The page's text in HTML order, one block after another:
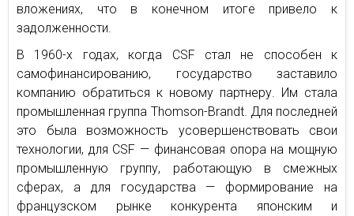
вложениях, что в конечном итоге привело к
задолженности.
В 1960-х годах, когда CSF стал не способен к
самофинансированию, государство заставило
компанию обратиться к новому партнеру. Им стала
промышленная группа Thomson-Brandt. Для последней
это была возможность усовершенствовать свои
технологии, для CSF — финансовая опора на мощную
промышленную группу, работающую в смежных
сферах, а для государства — формирование на
французском рынке конкурента японским и